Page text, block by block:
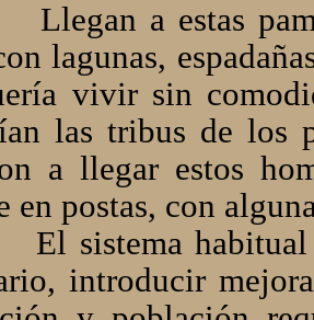
a estas pampas
lagunas,
vivir sin
las tribus de los
a llegar estos
en postas, con
habitual era
introducir